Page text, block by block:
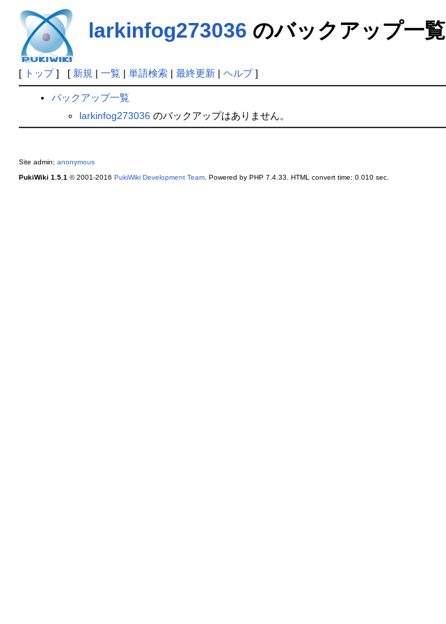
larkinfog273036 のバックアップ一覧
[ トップ] [ 新規 | 一覧| 単語検索| 最終更新| ヘルプ]
バックアップ一覧
larkinfog273036 のバックアップはありません。
Site admin: anonymous
PukiWiki 1.5.1 © 2001-2016 PukiWiki Development Team. Powered by PHP 7.4.33. HTML convert time: 0.010 sec.